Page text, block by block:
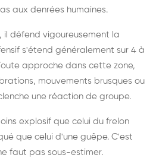
aux denrées humaines.
il défend vigoureusement la
s'étend généralement sur 4 à
approche dans cette zone,
mouvements brusques ou
une réaction de groupe.
explosif que celui du frelon
que celui d'une guêpe. C'est
faut pas sous-estimer.